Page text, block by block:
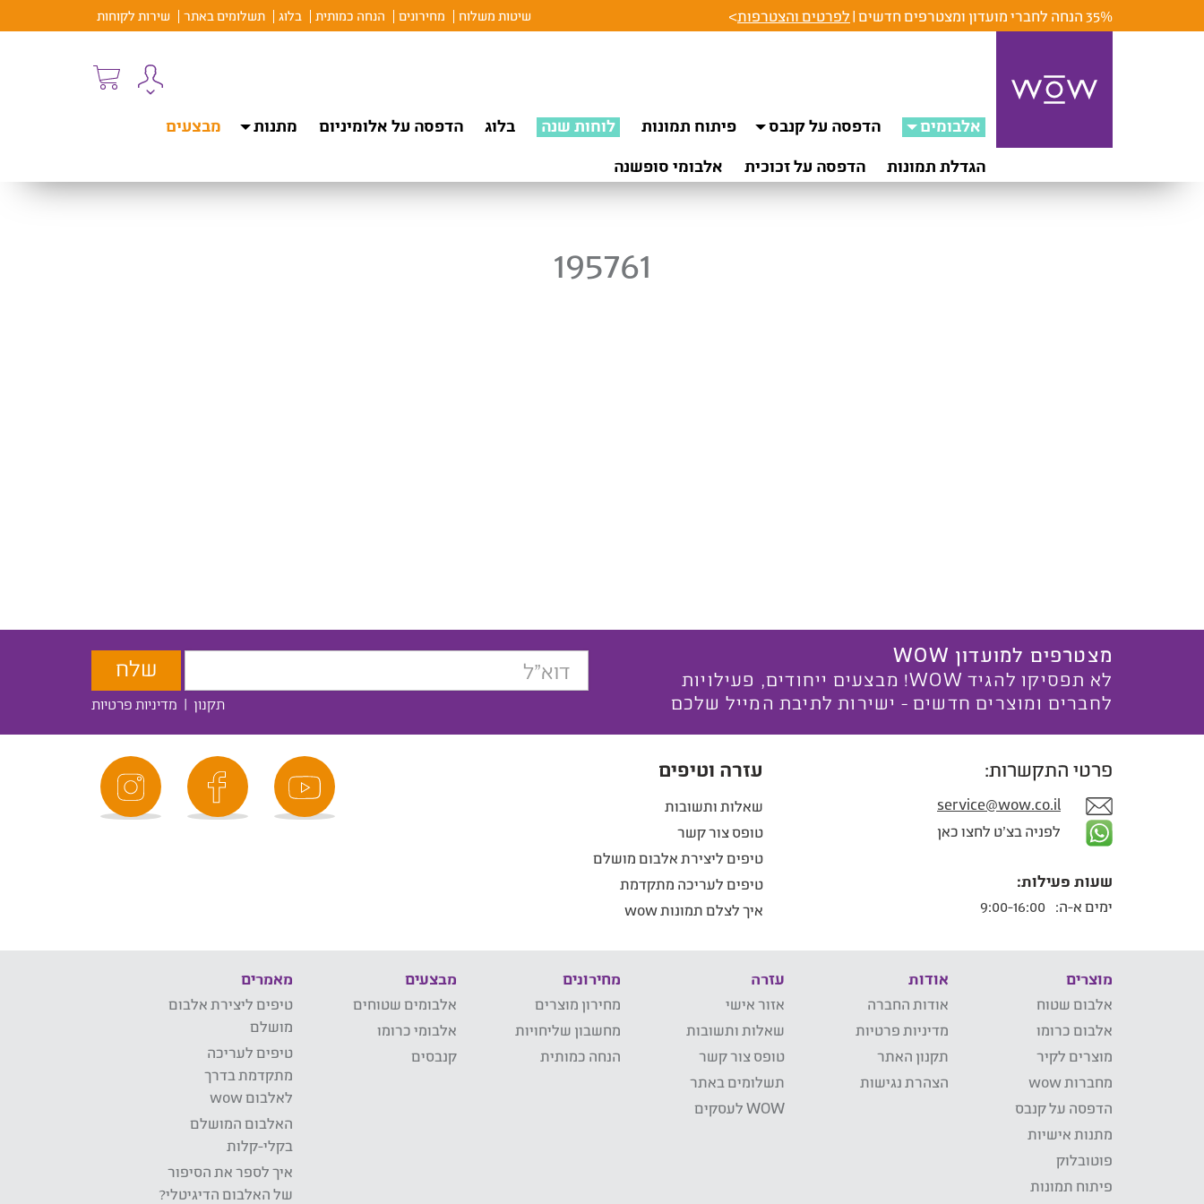
35% הנחה לחברי מועדון ומצטרפים חדשים | לפרטים והצטרפות> שיטות משלוח מחירונים הנחה כמותית בלוג תשלומים באתר שירות לקוחות
אלבומים הדפסה על קנבס פיתוח תמונות לוחות שנה בלוג הדפסה על אלומיניום מתנות
מבצעים
הגדלת תמונות
הדפסה על זכוכית אלבומי סופשנה
195761
מצטרפים למועדון WOW
לא תפסיקו להגיד WOW! מבצעים ייחודים, פעילויות
לחברים ומוצרים חדשים - ישירות לתיבת המייל שלכם
תקנון | מדיניות פרטיות
פרטי התקשרות:
service@wow.co.il
לפניה בצ'ט לחצו כאן
שעות פעילות:
ימים א-ה:
עזרה וטיפים
שאלות ותשובות
טופס צור קשר
טיפים ליצירת אלבום מושלם
טיפים לעריכה מתקדמת
איך לצלם תמונות wow
מוצרים
אלבום שטוח
אלבום כרומו
מוצרים לקיר
מחברות wow
הדפסה על קנבס
מתנות אישיות
פוטובלוק
פיתוח תמונות
אודות
אודות החברה
מדיניות פרטיות
תקנון האתר
הצהרת נגישות
עזרה
אזור אישי
שאלות ותשובות
טופס צור קשר
תשלומים באתר
WOW לעסקים
מחירונים
מחירון מוצרים
מחשבון שליחויות
הנחה כמותית
מבצעים
אלבומים שטוחים
אלבומי כרומו
קנבסים
מאמרים
טיפים ליצירת אלבום
מושלם
טיפים לעריכה
מתקדמת בדרך
לאלבום wow
האלבום המושלם
בקלי-קלות
איך לספר את הסיפור
של האלבום הדיגיטלי?